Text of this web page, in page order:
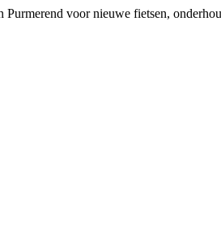
voor nieuwe fietsen,